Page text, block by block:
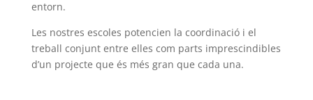
entorn.
Les nostres escoles potencien la coordinació i el
treball conjunt entre elles com parts imprescindibles
d’un projecte que és més gran que cada una.